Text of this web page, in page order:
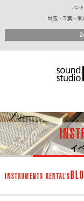
バン
埼玉・千葉・
イ
INSTRUMENTS RENTAL’S